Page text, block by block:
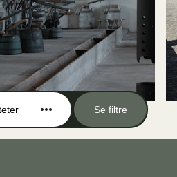
Se filtre